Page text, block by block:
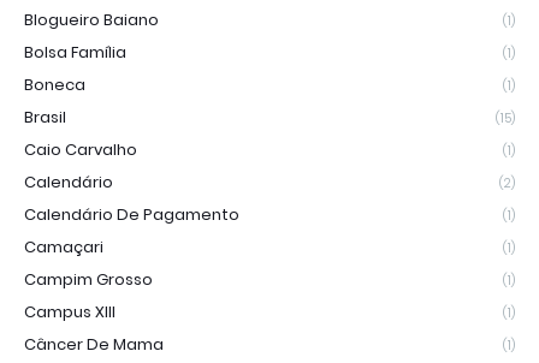
Blogueiro Baiano (1)
Bolsa Família (1)
Boneca (1)
Brasil (15)
Caio Carvalho (1)
Calendário (2)
Calendário De Pagamento (1)
Camaçari (1)
Campim Grosso (1)
Campus XIII (1)
Câncer De Mama (1)